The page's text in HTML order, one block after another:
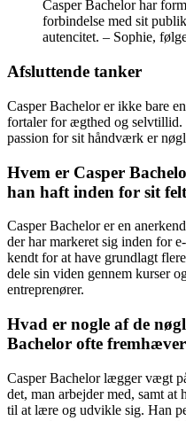
Casper Bachelor har
forbindelse med sit
autencitet. – Sophie,
Afsluttende tanker
Casper Bachelor er ikke bare
fortaler for ægthed og selvtillid.
passion for sit håndværk er
Hvem er Casper
han haft inden for sit
Casper Bachelor er en
der har markeret sig inden for
kendt for at have grundlagt
dele sin viden gennem kurser
entreprenører.
Hvad er nogle af de
Bachelor ofte
Casper Bachelor lægger vægt
det, man arbejder med, samt
til at lære og udvikle sig. Han